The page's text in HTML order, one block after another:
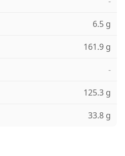
6.5 g
161.9 g
-
125.3 g
33.8 g